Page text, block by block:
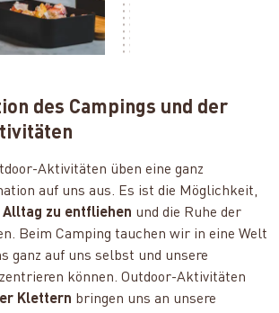
des Campings und der
Aktivitäten üben eine ganz
auf uns aus. Es ist die Möglichkeit,
Alltag zu entfliehen und die Ruhe der
Beim Camping tauchen wir in eine Welt
ganz auf uns selbst und unsere
können. Outdoor-Aktivitäten
Klettern bringen uns an unsere